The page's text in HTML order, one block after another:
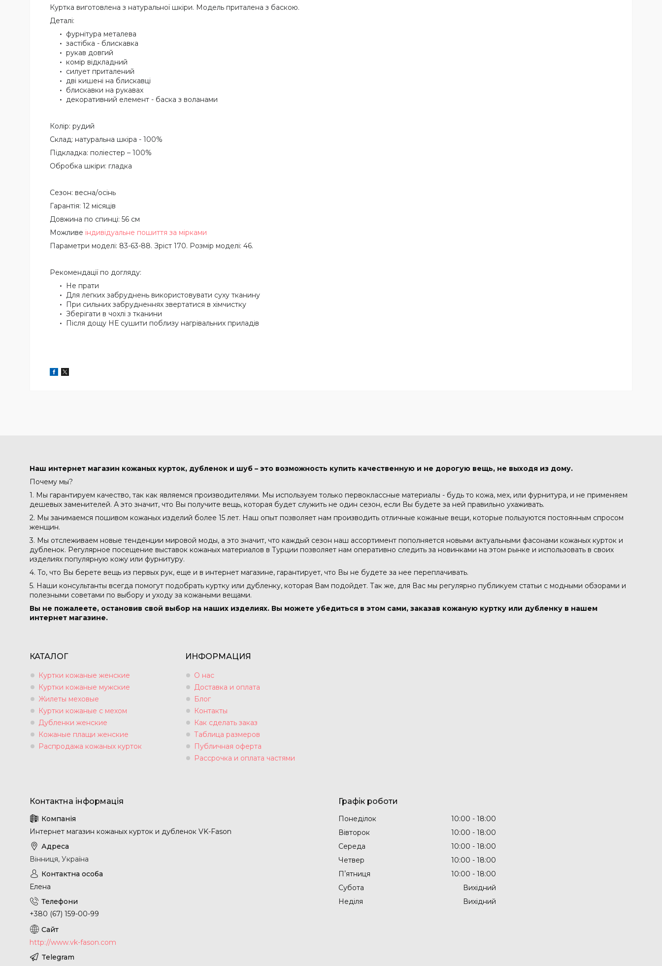
Куртка виготовлена з натуральної шкіри. Модель приталена з баскою.
Деталі:
фурнітура металева
застібка - блискавка
рукав довгий
комір відкладний
силует приталений
дві кишені на блискавці
блискавки на рукавах
декоративний елемент - баска з воланами
Колір: рудий
Склад: натуральна шкіра - 100%
Підкладка: поліестер – 100%
Обробка шкіри: гладка
Сезон: весна/осінь
Гарантія: 12 місяців
Довжина по спинці: 56 см
Можливе індивідуальне пошиття за мірками
Параметри моделі: 83-63-88. Зріст 170. Розмір моделі: 46.
Рекомендації по догляду:
Не прати
Для легких забруднень використовувати суху тканину
При сильних забрудненнях звертатися в хімчистку
Зберігати в чохлі з тканини
Після дощу НЕ сушити поблизу нагрівальних приладів
Наш интернет магазин кожаных курток, дубленок и шуб – это возможность купить качественную и не дорогую вещь, не выходя из дому.
Почему мы?
1. Мы гарантируем качество, так как являемся производителями. Мы используем только первоклассные материалы - будь то кожа, мех, или фурнитура, и не применяем
дешевых заменителей. А это значит, что Вы получите вещь, которая будет служить не один сезон, если Вы будете за ней правильно ухаживать.
2. Мы занимаемся пошивом кожаных изделий более 15 лет. Наш опыт позволяет нам производить отличные кожаные вещи, которые пользуются постоянным спросом
женщин.
3. Мы отслеживаем новые тенденции мировой моды, а это значит, что каждый сезон наш ассортимент пополняется новыми актуальными фасонами кожаных курток и
дубленок. Регулярное посещение выставок кожаных материалов в Турции позволяет нам оперативно следить за новинками на этом рынке и использовать в своих
изделиях популярную кожу или фурнитуру.
4. То, что Вы берете вещь из первых рук, еще и в интернет магазине, гарантирует, что Вы не будете за нее переплачивать.
5. Наши консультанты всегда помогут подобрать куртку или дубленку, которая Вам подойдет. Так же, для Вас мы регулярно публикуем статьи с модными обзорами и
полезными советами по выбору и уходу за кожаными вещами.
Вы не пожалеете, остановив свой выбор на наших изделиях. Вы можете убедиться в этом сами, заказав кожаную куртку или дубленку в нашем
интернет магазине.
КАТАЛОГ
Куртки кожаные женские
Куртки кожаные мужские
Жилеты меховые
Куртки кожаные с мехом
Дубленки женские
Кожаные плащи женские
Распродажа кожаных курток
ИНФОРМАЦИЯ
О нас
Доставка и оплата
Блог
Контакты
Как сделать заказ
Таблица размеров
Публичная оферта
Рассрочка и оплата частями
Интернет магазин кожаных курток и дубленок VK-Fason
Вінниця, Україна
Елена
+380 (67) 159-00-99
http://www.vk-fason.com
Графік роботи
Понеділок 10:00
18:00
Вівторок
10:00
18:00
Середа
10:00
18:00
Четвер
10:00
18:00
Пʼятниця
10:00
18:00
Субота
Вихідний
Неділя
Вихідний